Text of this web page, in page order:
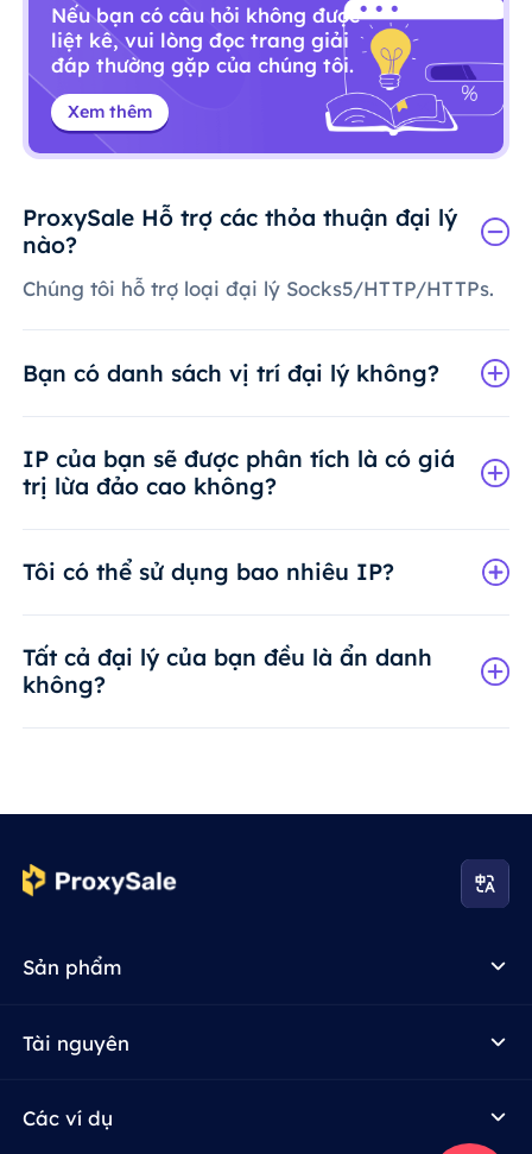
Nếu bạn có câu hỏi không được
liệt kê, vui lòng đọc trang giải
đáp thường gặp của chúng tôi.
Xem thêm
ProxySale Hỗ trợ các thỏa thuận đại lý
nào?
Chúng tôi hỗ trợ loại đại lý Socks5/HTTP/HTTPs.
Bạn có danh sách vị trí đại lý không?
IP của bạn sẽ được phân tích là có giá
trị lừa đảo cao không?
Tôi có thể sử dụng bao nhiêu IP?
Tất cả đại lý của bạn đều là ẩn danh
không?
Sản phẩm
Tài nguyên
Các ví dụ